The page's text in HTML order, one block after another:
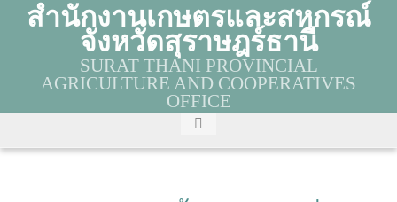
สำนักงานเกษตรและสหกรณ์
จังหวัดสุราษฎร์ธานี
SURAT THANI PROVINCIAL
AGRICULTURE AND COOPERATIVES
OFFICE